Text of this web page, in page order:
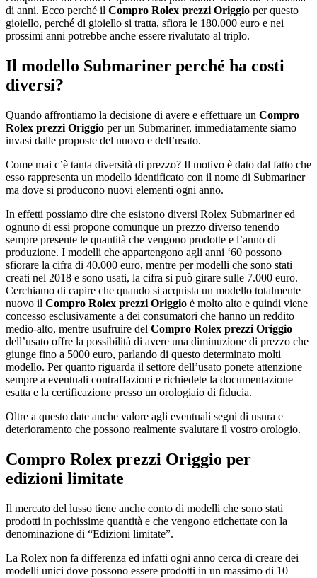
di anni. Ecco perché il Compro Rolex prezzi Origgio per questo
gioiello, perché di gioiello si tratta, sfiora le 180.000 euro e nei
prossimi anni potrebbe anche essere rivalutato al triplo.
Il modello Submariner perché ha costi
diversi?
Quando affrontiamo la decisione di avere e effettuare un Compro
Rolex prezzi Origgio per un Submariner, immediatamente siamo
invasi dalle proposte del nuovo e dell’usato.
Come mai c’è tanta diversità di prezzo? Il motivo è dato dal fatto che
esso rappresenta un modello identificato con il nome di Submariner
ma dove si producono nuovi elementi ogni anno.
In effetti possiamo dire che esistono diversi Rolex Submariner ed
ognuno di essi propone comunque un prezzo diverso tenendo
sempre presente le quantità che vengono prodotte e l’anno di
produzione. I modelli che appartengono agli anni ‘60 possono
sfiorare la cifra di 40.000 euro, mentre per modelli che sono stati
creati nel 2018 e sono usati, la cifra si può girare sulle 7.000 euro.
Cerchiamo di capire che quando si acquista un modello totalmente
nuovo il Compro Rolex prezzi Origgio è molto alto e quindi viene
concesso esclusivamente a dei consumatori che hanno un reddito
medio-alto, mentre usufruire del Compro Rolex prezzi Origgio
dell’usato offre la possibilità di avere una diminuzione di prezzo che
giunge fino a 5000 euro, parlando di questo determinato molti
modello. Per quanto riguarda il settore dell’usato ponete attenzione
sempre a eventuali contraffazioni e richiedete la documentazione
esatta e la certificazione presso un orologiaio di fiducia.
Oltre a questo date anche valore agli eventuali segni di usura e
deterioramento che possono realmente svalutare il vostro orologio.
Compro Rolex prezzi Origgio per
edizioni limitate
Il mercato del lusso tiene anche conto di modelli che sono stati
prodotti in pochissime quantità e che vengono etichettate con la
denominazione di “Edizioni limitate”.
La Rolex non fa differenza ed infatti ogni anno cerca di creare dei
modelli unici dove possono essere prodotti in un massimo di 10